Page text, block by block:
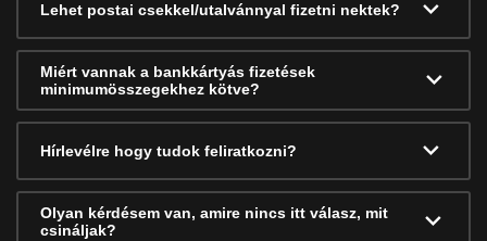
Lehet postai csekkel/utalvánnyal fizetni nektek?
Miért vannak a bankkártyás fizetések
minimumösszegekhez kötve?
Hírlevélre hogy tudok feliratkozni?
Olyan kérdésem van, amire nincs itt válasz, mit
csináljak?